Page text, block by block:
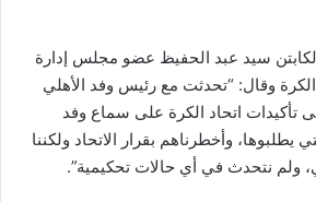
سيد عبد الحفيظ عضو مجلس إدارة
الكرة وقال: “تحدثت مع رئيس وفد الأهلي
تأكيدات اتحاد الكرة على سماع وفد
يطلبوها، وأخطرناهم بقرار الاتحاد ولكننا
ولم نتحدث في أي حالات تحكيمية”.